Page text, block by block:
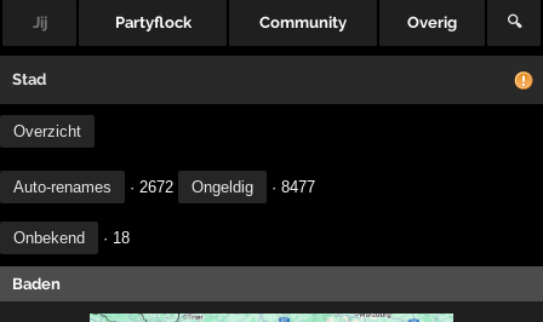
Jij Partyflock Community Overig 🔍
Stad
Overzicht
Auto-renames · 2672 Ongeldig · 8477
Onbekend · 18
Baden